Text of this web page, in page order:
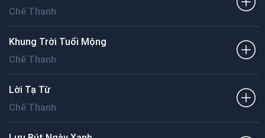
Chế Thanh
Khung Trời Tuổi Mộng
Chế Thanh
Lời Tạ Từ
Chế Thanh